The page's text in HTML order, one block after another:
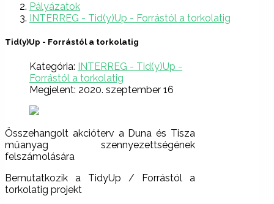
Pályázatok
INTERREG - Tid(y)Up - Forrástól a torkolatig
Tid(y)Up - Forrástól a torkolatig
Kategória: INTERREG - Tid(y)Up -
Forrástól a torkolatig
Megjelent: 2020. szeptember 16
Összehangolt akcióterv a Duna és Tisza
műanyag szennyezettségének
felszámolására
Bemutatkozik a TidyUp / Forrástól a
torkolatig projekt